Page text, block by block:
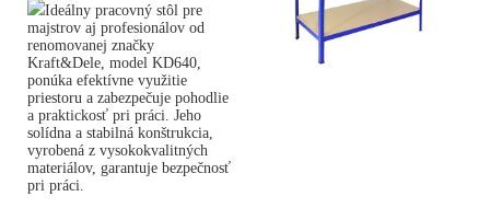
Ideálny pracovný stôl pre
majstrov aj profesionálov od
renomovanej značky
Kraft&Dele, model KD640,
ponúka efektívne využitie
priestoru a zabezpečuje pohodlie
a praktickosť pri práci. Jeho
solídna a stabilná konštrukcia,
vyrobená z vysokokvalitných
materiálov, garantuje bezpečnosť
pri práci.